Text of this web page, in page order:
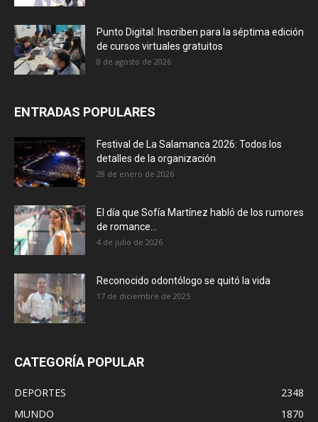
Punto Digital: Inscriben para la séptima edición
de cursos virtuales gratuitos
8 de agosto de 2026
ENTRADAS POPULARES
Festival de La Salamanca 2026: Todos los
detalles de la organización
28 de enero de 2026
El día que Sofía Martínez habló de los rumores
de romance...
4 de julio de 2026
Reconocido odontólogo se quitó la vida
17 de diciembre de 2025
CATEGORÍA POPULAR
DEPORTES
2348
MUNDO
1870